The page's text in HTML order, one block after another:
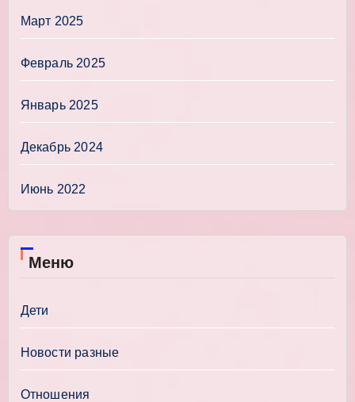
Март 2025
Февраль 2025
Январь 2025
Декабрь 2024
Июнь 2022
Меню
Дети
Новости разные
Отношения